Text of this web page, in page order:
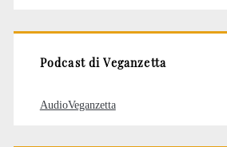
Podcast di Veganzetta
AudioVeganzetta